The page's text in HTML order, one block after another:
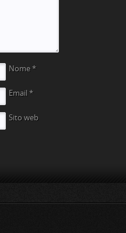
Nome *
Email *
Sito web